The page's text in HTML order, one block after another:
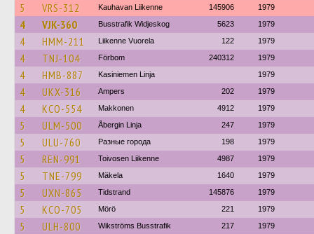
5 VRS-312 Kauhavan Liikenne 145906 1979
4 VJK-360 Busstrafik Widjeskog 5623 1979
4 HMM-211 Liikenne Vuorela 122 1979
4 TNJ-104 Förbom 240312 1979
4 HMB-887 Kasiniemen Linja 1979
4 UKX-316 Ampers 202 1979
4 KCO-554 Makkonen 4912 1979
5 ULM-500 Åbergin Linja 247 1979
5 ULU-760 Разные города 198 1979
5 REN-991 Toivosen Liikenne 4987 1979
5 TNE-799 Mäkela 1640 1979
5 UXN-865 Tidstrand 145876 1979
5 KCO-705 Mörö 221 1979
5 ULH-800 Wikströms Busstrafik 217 1979